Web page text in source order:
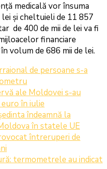
medicală vor însuma
și cheltuieli de 11 857
de 400 de mii de lei va fi
financiare
volum de 686 mii de lei.
de persoane s-a
ale Moldovei s-au
în iulie
îndeamnă la
în statele UE
întreruperi de
termometrele au indicat